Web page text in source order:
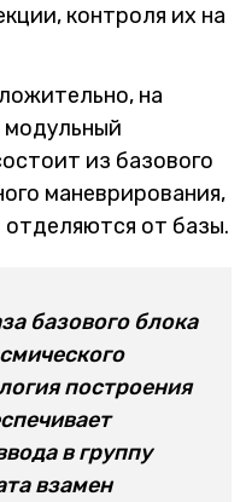
контроля их на
на
из базового
маневрирования,
от базы.
базового блока
построения
в группу
взамен